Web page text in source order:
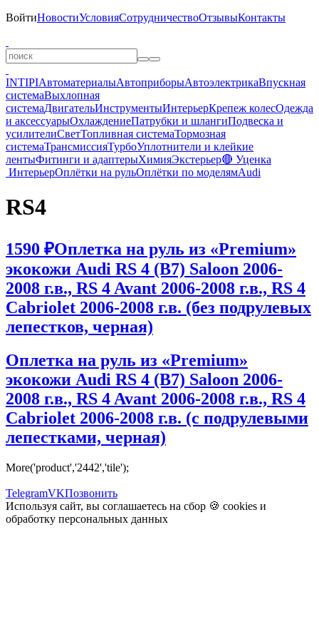
ВойтиНовостиУсловияСотрудничествоОтзывыКонтакты
INTIPIАвтоматериалыАвтоприборыАвтоэлектрикаВпускная
системаВыхлопная
системаДвигательИнструментыИнтерьерКрепеж колесОдежда
и аксессуарыОхлаждениеПатрубки и шлангиПодвеска и
усилителиСветТопливная системаТормозная
системаТрансмиссияТурбоУплотнители и клейкие
лентыФитинги и адаптерыХимияЭкстерьер🔴 Уценка
ИнтерьерОплётки на рульОплётки по моделямAudi
RS4
1590 ₽Оплетка на руль из «Premium»
экокожи Audi RS 4 (B7) Saloon 2006-
2008 г.в., RS 4 Avant 2006-2008 г.в., RS 4
Cabriolet 2006-2008 г.в. (без подрулевых
лепестков, черная)
Оплетка на руль из «Premium»
экокожи Audi RS 4 (B7) Saloon 2006-
2008 г.в., RS 4 Avant 2006-2008 г.в., RS 4
Cabriolet 2006-2008 г.в. (с подрулевыми
лепестками, черная)
More('product','2442','tile');
TelegramVKПозвонить
Используя сайт, вы соглашаетесь на сбор 🍪 cookies и
обработку персональных данных